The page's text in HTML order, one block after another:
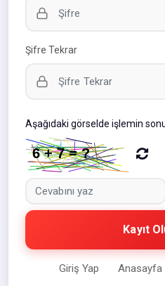
Şifre Tekrar
Aşağıdaki görselde işlemin
Kayıt
Giriş Yap Anasayfa